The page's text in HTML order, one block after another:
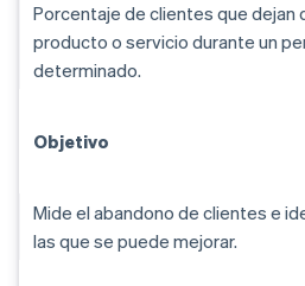
Porcentaje de clientes que dejan
producto o servicio durante un
determinado.
Objetivo
Mide el abandono de clientes e
las que se puede mejorar.